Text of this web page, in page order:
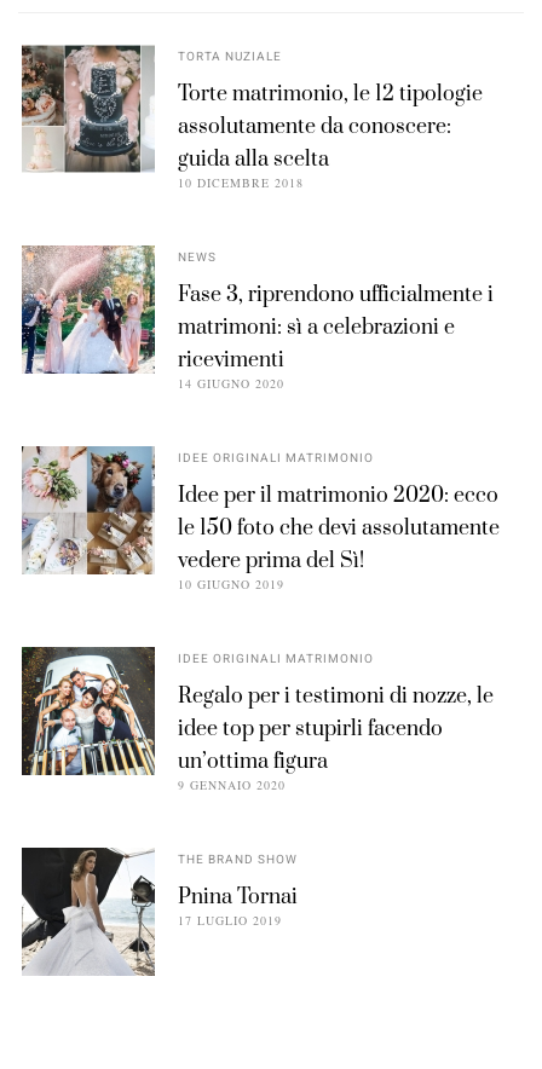
TORTA NUZIALE
Torte matrimonio, le 12 tipologie
assolutamente da conoscere:
guida alla scelta
10 DICEMBRE 2018
NEWS
Fase 3, riprendono ufficialmente i
matrimoni: sì a celebrazioni e
ricevimenti
14 GIUGNO 2020
IDEE ORIGINALI MATRIMONIO
Idee per il matrimonio 2020: ecco
le 150 foto che devi assolutamente
vedere prima del Sì!
10 GIUGNO 2019
IDEE ORIGINALI MATRIMONIO
Regalo per i testimoni di nozze, le
idee top per stupirli facendo
un’ottima figura
9 GENNAIO 2020
THE BRAND SHOW
Pnina Tornai
17 LUGLIO 2019